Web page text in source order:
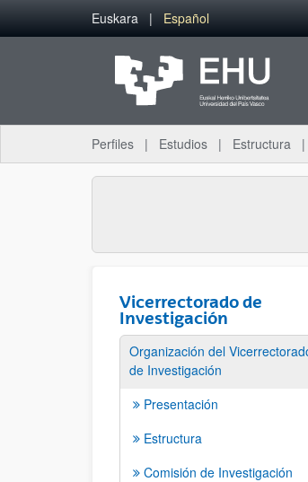
Saltar al contenido principal
Euskara Español
Perfiles Estudios Estructura
Vicerrectorado de
Investigación
Organización del
de Investigación
Presentación
Estructura
Comisión de Investigación